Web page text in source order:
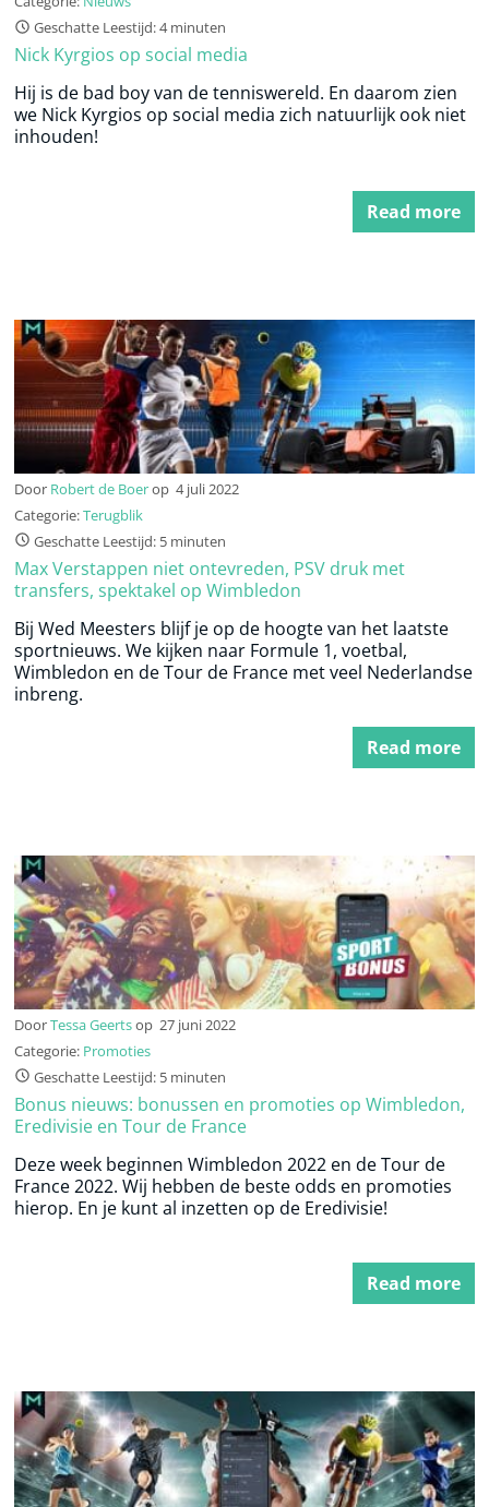
Geschatte Leestijd: 4 minuten
Nick Kyrgios op social media
Hij is de bad boy van de tenniswereld. En daarom zien
we Nick Kyrgios op social media zich natuurlijk ook niet
inhouden!
Read more
Door Robert de Boerop 4 juli 2022
Categorie:Terugblik
Geschatte Leestijd: 5 minuten
Max Verstappen niet ontevreden, PSV druk met
transfers, spektakel op Wimbledon
Bij Wed Meesters blijf je op de hoogte van het laatste
sportnieuws. We kijken naar Formule 1, voetbal,
Wimbledon en de Tour de France met veel Nederlandse
inbreng.
Read more
DoorTessa Geertsop 27 juni 2022
Categorie: Promoties
Geschatte Leestijd: 5 minuten
Bonus nieuws: bonussen en promoties op Wimbledon,
Eredivisie en Tour de France
Deze week beginnen Wimbledon 2022 en de Tour de
France 2022. Wij hebben de beste odds en promoties
hierop. En je kunt al inzetten op de Eredivisie!
Read more